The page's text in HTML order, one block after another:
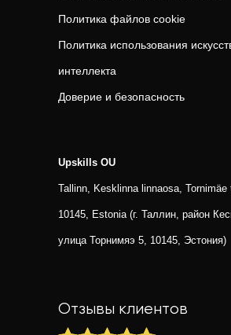
Политика файлов cookie
Политика использования
интеллекта
Доверие и безопасность
Upskills OU
Tallinn, Kesklinna linnaosa, Tornimäe
10145, Estonia (г. Таллин, район
улица Торнимяэ 5, 10145, Эстония)
Отзывы клиентов